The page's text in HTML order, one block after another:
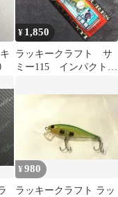
¥ 1,850
ラッキークラフト サ
ミー115 インパクトイ
品・未開封品
¥980
ラッキークラフト ラッ